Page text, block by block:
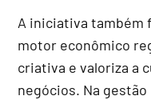
A iniciativa também
motor econômico
criativa e valoriza a
negócios. Na